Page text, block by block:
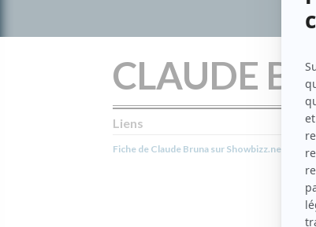
CLAUDE
Liens
Fiche de Claude Bruna sur Showbizz.net